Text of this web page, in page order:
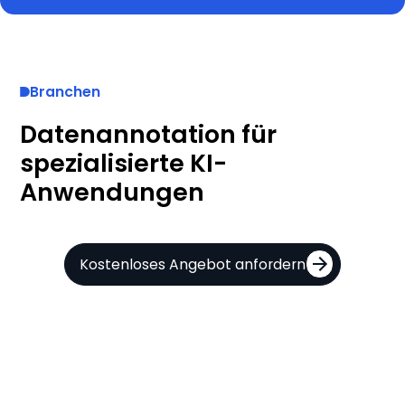
Branchen
Datenannotation für
spezialisierte KI-
Anwendungen
Kostenloses Angebot anfordern